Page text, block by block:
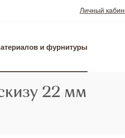
Личный
и фурнитуры
22 мм